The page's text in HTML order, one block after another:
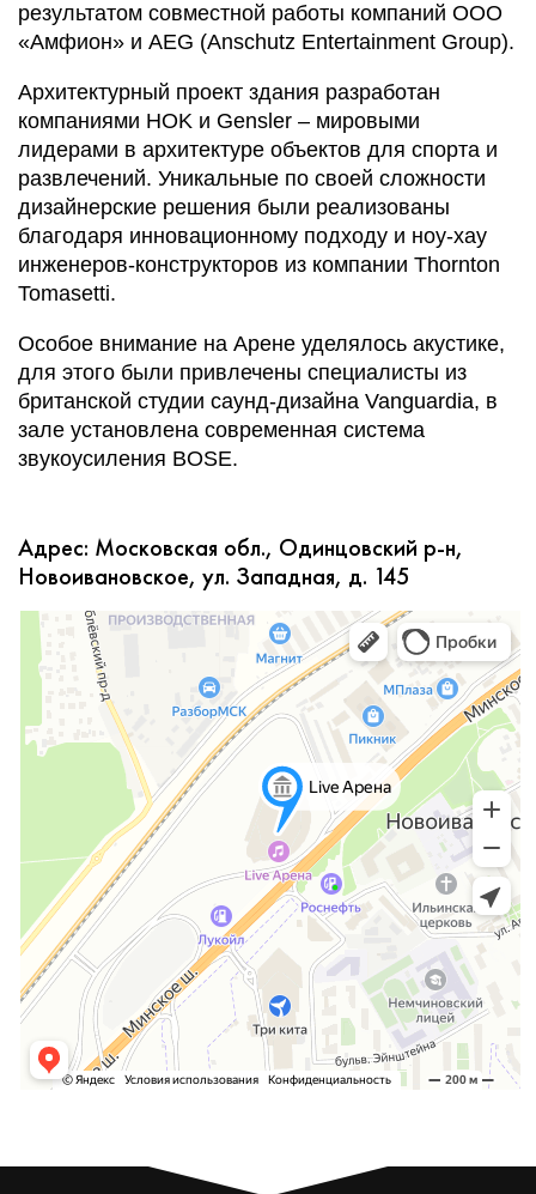
результатом совместной работы компаний ООО
«Амфион» и AEG (Anschutz Entertainment Group).
Архитектурный проект здания разработан
компаниями HOK и Gеnsler – мировыми
лидерами в архитектуре объектов для спорта и
развлечений. Уникальные по своей сложности
дизайнерские решения были реализованы
благодаря инновационному подходу и ноу-хау
инженеров-конструкторов из компании Тhornton
Tomasetti.
Особое внимание на Арене уделялось акустике,
для этого были привлечены специалисты из
британской студии саунд-дизайна Vanguardia, в
зале установлена современная система
звукоусиления BOSE.
Адрес: Московская обл., Одинцовский р-н,
Новоивановское, ул. Западная, д. 145